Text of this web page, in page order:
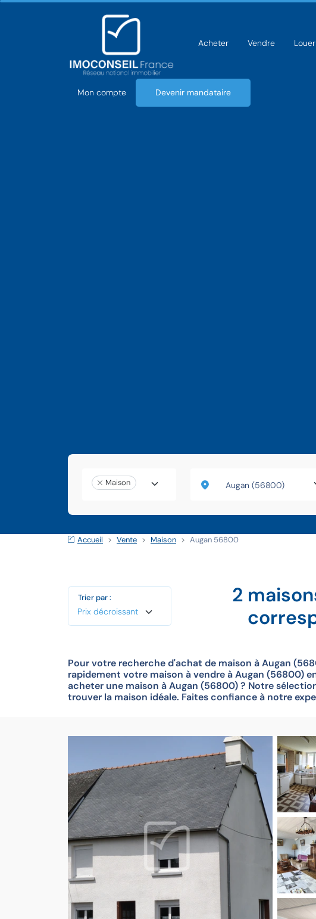
Acheter Vendre Louer
Mon compte Devenir mandataire
Maison
Accueil
Vente Maison Augan 56800
Trier par :
2
Pour votre recherche d'achat de maison à Augan
rapidement votre maison à vendre à Augan (56800)
acheter une maison à Augan (56800) ? Notre
trouver la maison idéale. Faites confiance à notre